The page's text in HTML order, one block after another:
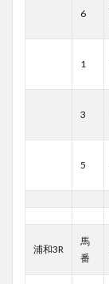
6
1
3
5
浦和3R
馬
番